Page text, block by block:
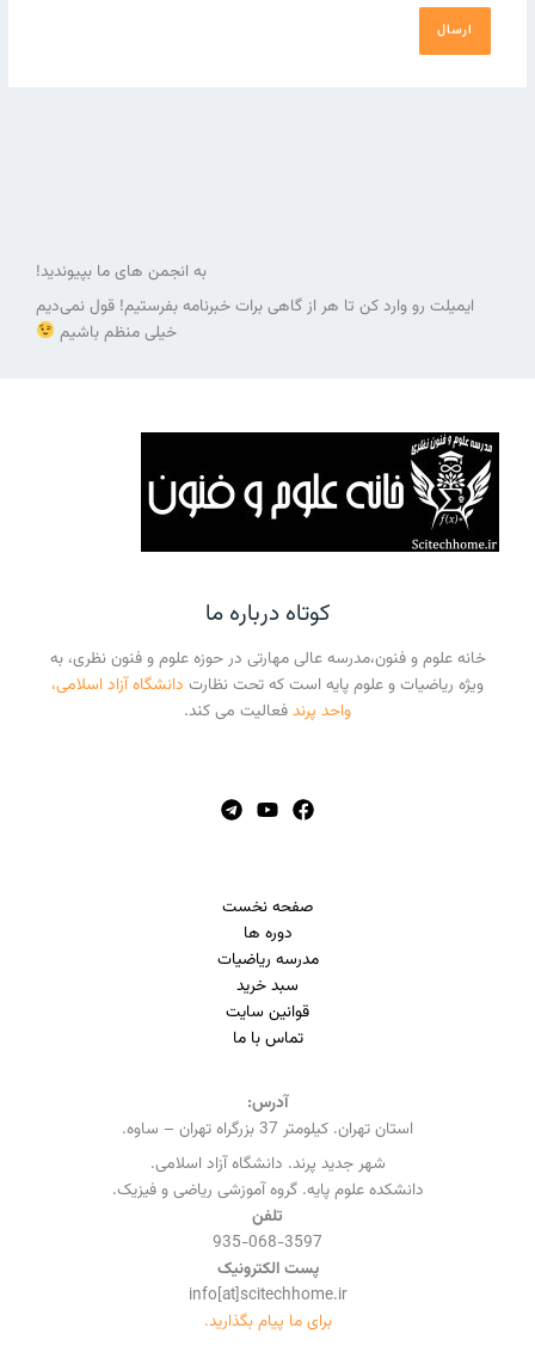
به انجمن های ما بپیوندید!
ایمیلت رو وارد کن تا هر از گاهی برات خبرنامه بفرستیم! قول نمی‌دیم
خیلی منظم باشیم
کوتاه درباره ما
خانه علوم و فنون،مدرسه عالی مهارتی در حوزه علوم و فنون نظری، به
ویژه ریاضیات و علوم پایه است که تحت نظارت دانشگاه آزاد اسلامی،
واحد پرندفعالیت می کند.
صفحه نخست
دوره ها
مدرسه ریاضیات
سبد خرید
قوانین سایت
تماس با ما
آدرس:
استان تهران. کیلومتر 37 بزرگراه تهران – ساوه.
شهر جدید پرند. دانشگاه آزاد اسلامی.
دانشکده علوم پایه. گروه آموزشی ریاضی و فیزیک.
تلفن
935-068-3597
پست الکترونیک
info[at]scitechhome.ir
برای ما پیام بگذارید.